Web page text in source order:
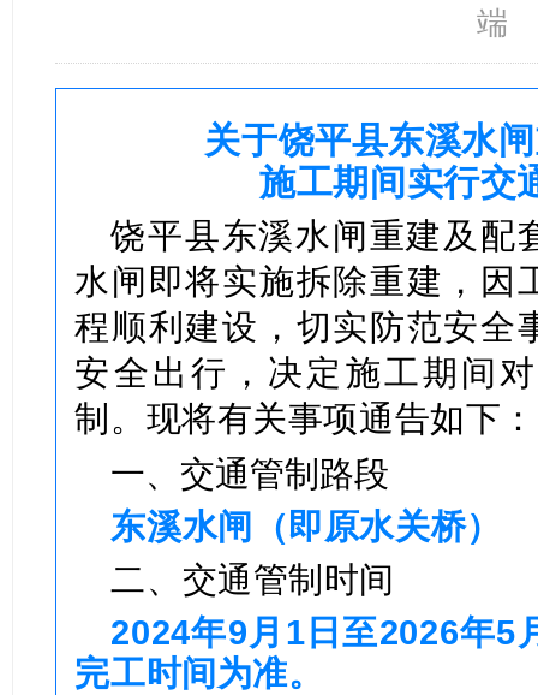
端
关于饶平县东溪水
施工期间实行交
饶平县东溪水闸重建及配
水闸即将实施拆除重建，因
程顺利建设，切实防范安全
安全出行，决定施工期间
制。现将有关事项通告如下：
一、交通管制路段
东溪水闸（即原水关桥）
二、交通管制时间
2024年9月1日至2026年5
完工时间为准。